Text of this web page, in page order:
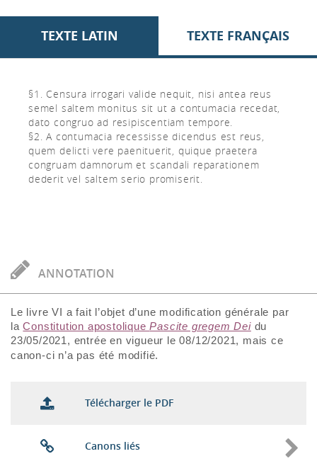
TEXTE LATIN TEXTE FRANÇAIS
§1. Censura irrogari valide nequit, nisi antea reus
semel saltem monitus sit ut a contumacia recedat,
dato congruo ad resipiscentiam tempore.
§2. A contumacia recessisse dicendus est reus,
quem delicti vere paenituerit, quique praetera
congruam damnorum et scandali reparationem
dederit vel saltem serio promiserit.
ANNOTATION
Le livre VI a fait l’objet d’une modification générale par
laConstitution apostoliquePascite gregem Deidu
23/05/2021, entrée en vigueur le 08/12/2021, mais ce
canon-ci n’a pas été modifié.
Télécharger le PDF
Canons liés